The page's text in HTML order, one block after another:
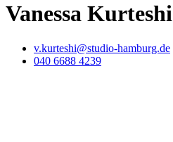
Vanessa Kurteshi
v.kurteshi@studio-hamburg.de
040 6688 4239